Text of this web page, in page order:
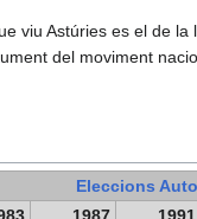
viu Astúries es el de la
del moviment
Eleccions
1987 1991